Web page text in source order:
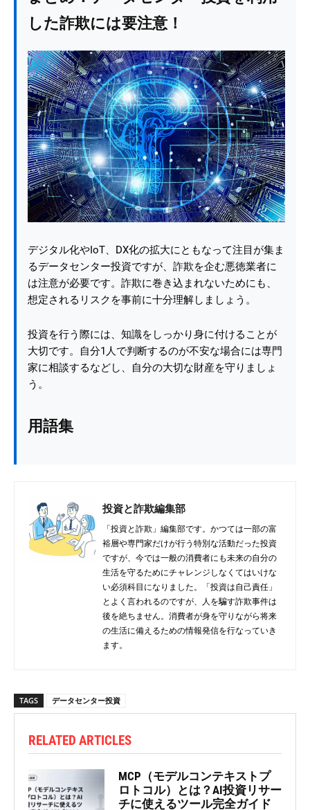
した詐欺には要注意！
デジタル化やIoT、DX化の拡大にともなって注目が集ま
るデータセンター投資ですが、詐欺を企む悪徳業者に
は注意が必要です。詐欺に巻き込まれないためにも、
想定されるリスクを事前に十分理解しましょう。
投資を行う際には、知識をしっかり身に付けることが
大切です。自分1人で判断するのが不安な場合には専門
家に相談するなどし、自分の大切な財産を守りましょ
う。
用語集
投資と詐欺編集部
「投資と詐欺」編集部です。かつては一部の富
裕層や専門家だけが行う特別な活動だった投資
ですが、今では一般の消費者にも未来の自分の
生活を守るためにチャレンジしなくてはいけな
い必須科目になりました。「投資は自己責任」
とよく言われるのですが、人を騙す詐欺事件は
後を絶ちません。消費者が身を守りながら将来
の生活に備えるための情報発信を行なっていき
ます。
TAGS データセンター投資
RELATED ARTICLES
MCP（モデルコンテキストプ
ロトコル）とは？AI投資リサー
チに使えるツール完全ガイド